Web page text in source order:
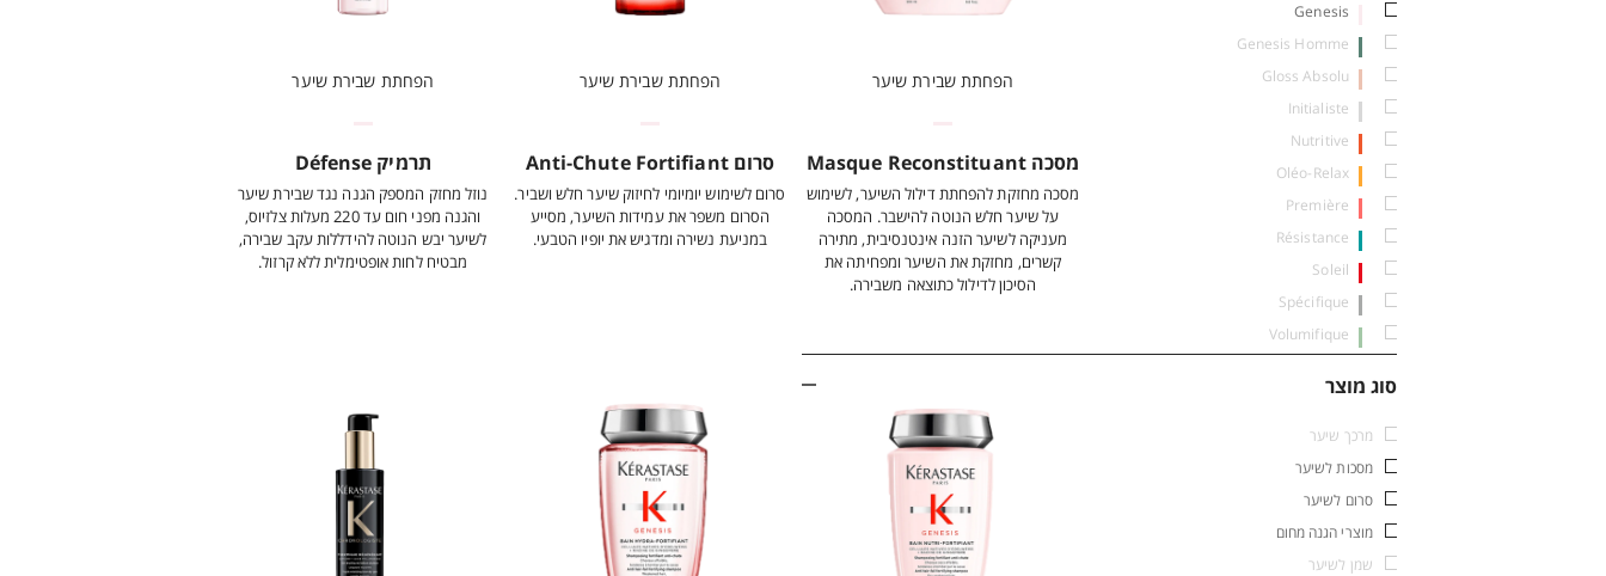
Genesis
Genesis Homme
Gloss Absolu
Initialiste
Nutritive
Oléo-Relax
Première
Résistance
Soleil
Spécifique
Volumifique
סוג מוצר
מרכך שיער
מסכות לשיער
סרום לשיער
מוצרי הגנה מחום
שמן לשיער
הפחתת שבירת שיער
מסכה Masque Reconstituant
מסכה מחזקת להפחתת דילול השיער, לשימוש
על שיער חלש הנוטה להישבר. המסכה
מעניקה לשיער הזנה אינטנסיבית, מתירה
קשרים, מחזקת את השיער ומפחיתה את
הסיכון לדילול כתוצאה משבירה.
הפחתת שבירת שיער
סרום Anti-Chute Fortifiant
סרום לשימוש יומיומי לחיזוק שיער חלש ושביר.
הסרום משפר את עמידות השיער, מסייע
במניעת נשירה ומדגיש את יופיו הטבעי.
הפחתת שבירת שיער
תרמיק Défense
נוזל מחזק המספק הגנה נגד שבירת שיער
והגנה מפני חום עד 220 מעלות צלזיוס,
לשיער יבש הנוטה להידללות עקב שבירה,
מבטיח לחות אופטימלית ללא קרזול.